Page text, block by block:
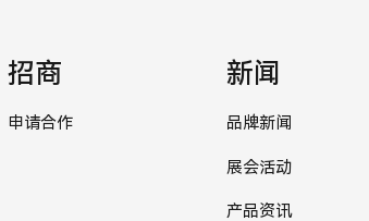
招商
申请合作
新闻
品牌新闻
展会活动
产品资讯